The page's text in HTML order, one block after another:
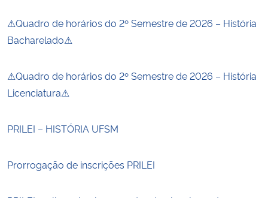
⚠Quadro de horários do 2º Semestre de 2026 – História
Bacharelado⚠
⚠Quadro de horários do 2º Semestre de 2026 – História
Licenciatura⚠
PRILEI – HISTÓRIA UFSM
Prorrogação de inscrições PRILEI